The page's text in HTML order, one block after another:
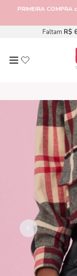
PRIMEIRA COMPRA
Faltam R$